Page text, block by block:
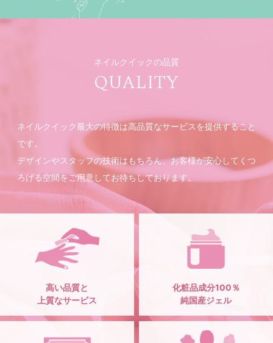
ネイルクイックの品質
QUALITY
ネイルクイック最大の特徴は高品質なサービスを提供すること
です。
デザインやスタッフの技術はもちろん、お客様が安心してくつ
ろげる空間をご用意してお待ちしております。
高い品質と
上質なサービス
化粧品成分100％
純国産ジェル